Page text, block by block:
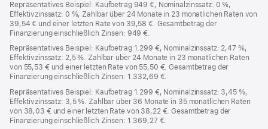
Repräsentatives Beispiel: Kaufbetrag 949 €, Nominalzinssatz: 0 %,
Effektivzinssatz: 0 %, Zahlbar über 24 Monate in 23 monatlichen Raten von
39,54 € und einer letzten Rate von 39,58 €. Gesamtbetrag der
Finanzierung einschließlich Zinsen: 949 €.
Repräsentatives Beispiel: Kaufbetrag 1.299 €, Nominalzinssatz: 2,47 %,
Effektivzinssatz: 2,5 %. Zahlbar über 24 Monate in 23 monatlichen Raten
von 55,53 € und einer letzten Rate von 55,50 €. Gesamtbetrag der
Finanzierung einschließlich Zinsen: 1.332,69 €.
Repräsentatives Beispiel: Kaufbetrag 1.299 €, Nominalzinssatz: 3,45 %,
Effektivzinssatz: 3,5 %. Zahlbar über 36 Monate in 35 monatlichen Raten
von 38,03 € und einer letzten Rate von 38,22 €. Gesamtbetrag der
Finanzierung einschließlich Zinsen: 1.369,27 €.